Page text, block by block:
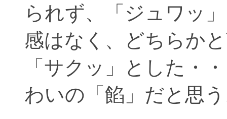
られず、「ジュワッ
感はなく、どちらか
「サクッ」とした・
わいの「餡」だと思